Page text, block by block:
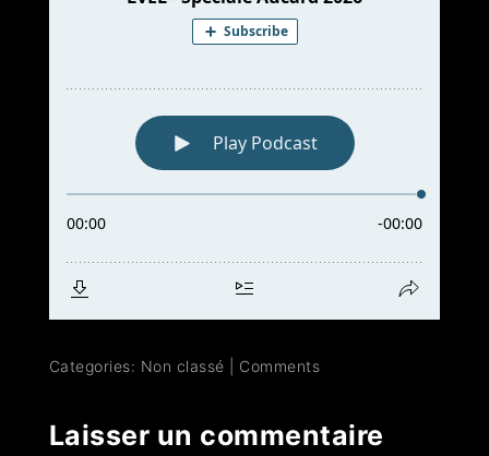
Categories: Non classé Comments
Laisser un commentaire